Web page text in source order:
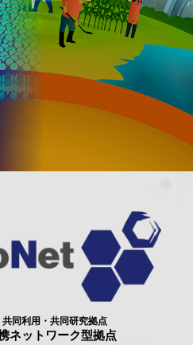
同利用・共同研究拠点
ネットワーク型拠点